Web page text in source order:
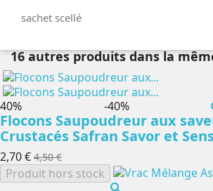
sachet scellé
16 autres produits dans la
-40%
Flocons Saupoudreur aux
Crustacés Safran Savor et
2,70 € 4,50 €
Produit hors stock